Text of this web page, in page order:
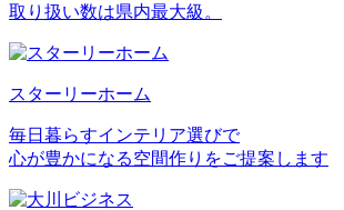
取り扱い数は県内最大級。
スターリーホーム
毎日暮らすインテリア選びで
心が豊かになる空間作りをご提案します